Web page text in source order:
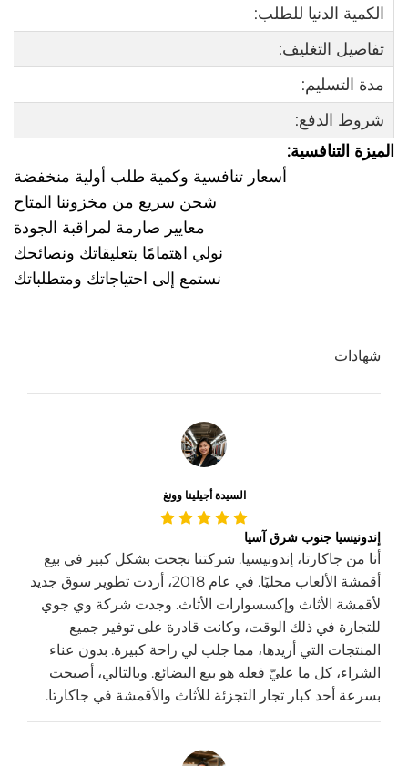
الكمية الدنيا للطلب:
تفاصيل التغليف:
مدة التسليم:
شروط الدفع:
الميزة التنافسية:
أسعار تنافسية وكمية طلب أولية منخفضة
شحن سريع من مخزوننا المتاح
معايير صارمة لمراقبة الجودة
نولي اهتمامًا بتعليقاتك ونصائحك
نستمع إلى احتياجاتك ومتطلباتك
شهادات
السيدة أجيلينا وونغ
إندونيسيا جنوب شرق آسيا
أنا من جاكارتا، إندونيسيا. شركتنا نجحت بشكل كبير في بيع
أقمشة الألعاب محليًا. في عام 2018، أردت تطوير سوق جديد
لأقمشة الأثاث وإكسسوارات الأثاث. وجدت شركة وي جوي
للتجارة في ذلك الوقت، وكانت قادرة على توفير جميع
المنتجات التي أريدها، مما جلب لي راحة كبيرة. بدون عناء
الشراء، كل ما عليّ فعله هو بيع البضائع. وبالتالي، أصبحت
بسرعة أحد كبار تجار التجزئة للأثاث والأقمشة في جاكارتا.